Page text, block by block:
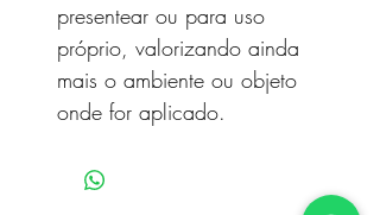
presentear ou para uso
próprio, valorizando ainda
mais o ambiente ou objeto
onde for aplicado.